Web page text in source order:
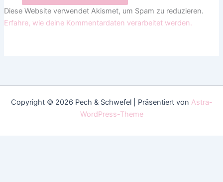
Diese Website verwendet Akismet, um Spam zu reduzieren.
Erfahre, wie deine Kommentardaten verarbeitet werden.
Copyright © 2026 Pech & Schwefel | Präsentiert von Astra-
WordPress-Theme